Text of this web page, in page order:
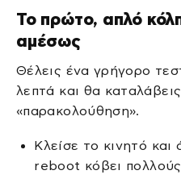
Το πρώτο, απλό
αμέσως
Θέλεις ένα γρήγορο
λεπτά και θα
«παρακολούθηση».
Κλείσε το κινητό
reboot κόβει πολλούς